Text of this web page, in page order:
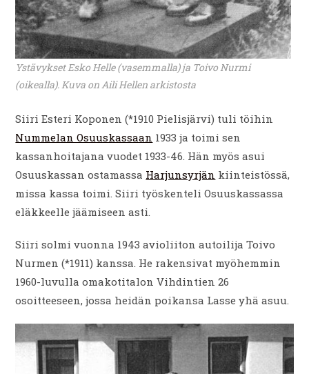
Ystävykset Esko Helle (vasemmalla) ja Toivo Nurmi
(oikealla). Kuva on Aili Hellen arkistosta
Siiri Esteri Koponen (*1910 Pielisjärvi) tuli töihin
Nummelan Osuuskassaan 1933 ja toimi sen
kassanhoitajana vuodet 1933-46. Hän myös asui
Osuuskassan ostamassa Harjunsyrjän kiinteistössä,
missa kassa toimi. Siiri työskenteli Osuuskassassa
eläkkeelle jäämiseen asti.
Siiri solmi vuonna 1943 avioliiton autoilija Toivo
Nurmen (*1911) kanssa. He rakensivat myöhemmin
1960-luvulla omakotitalon Vihdintien 26
osoitteeseen, jossa heidän poikansa Lasse yhä asuu.